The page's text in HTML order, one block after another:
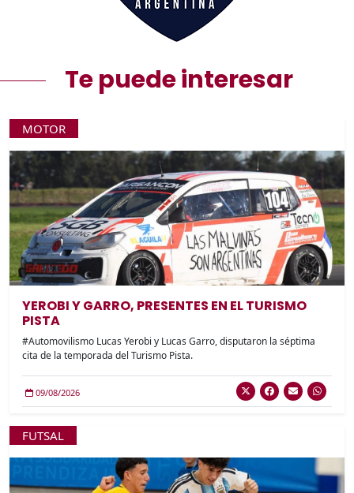
Te puede interesar
MOTOR
YEROBI Y GARRO, PRESENTES EN EL TURISMO
PISTA
#Automovilismo Lucas Yerobi y Lucas Garro, disputaron la séptima
cita de la temporada del Turismo Pista.
09/08/2026
FUTSAL